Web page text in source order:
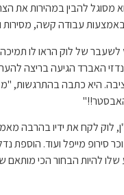
מסוגל להבין במהירות את
עבודה קשה, מסירות
לשעבר של לוק הראו לו
האברד הגיעה בריצה
היא כתבה בהתרגשות,
לוק לקח את ידיו בהרבה
סירופ מייפל ועוד. הוספת
להיות הבחור הכי מותאם